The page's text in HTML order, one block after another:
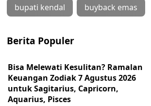
bupati kendal buyback emas
Berita Populer
Bisa Melewati Kesulitan? Ramalan
Keuangan Zodiak 7 Agustus 2026
untuk Sagitarius, Capricorn,
Aquarius, Pisces